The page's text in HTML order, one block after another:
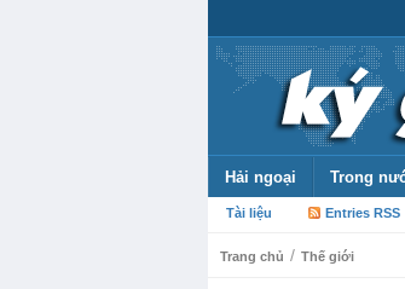
Hải ngoại Trong
Tài liệu Entries RSS
Trang chủ / Thế giới